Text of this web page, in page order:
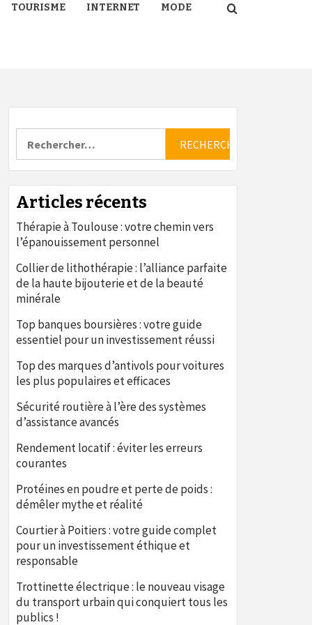
TOURISME INTERNET MODE
Articles récents
Thérapie à Toulouse : votre chemin vers
l’épanouissement personnel
Collier de lithothérapie : l’alliance parfaite
de la haute bijouterie et de la beauté
minérale
Top banques boursières : votre guide
essentiel pour un investissement réussi
Top des marques d’antivols pour voitures
les plus populaires et efficaces
Sécurité routière à l’ère des systèmes
d’assistance avancés
Rendement locatif : éviter les erreurs
courantes
Protéines en poudre et perte de poids :
démêler mythe et réalité
Courtier à Poitiers : votre guide complet
pour un investissement éthique et
responsable
Trottinette électrique : le nouveau visage
du transport urbain qui conquiert tous les
publics !